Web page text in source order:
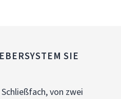
SIE
von zwei